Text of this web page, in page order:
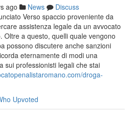
ago News
Discuss
Verso spaccio proveniente da
assistenza legale da un avvocato
Oltre a questo, quelli quale vengono
possono discutere anche sanzioni
eternamente di modi una
sui professionisti legali che stai
droga-
Upvoted